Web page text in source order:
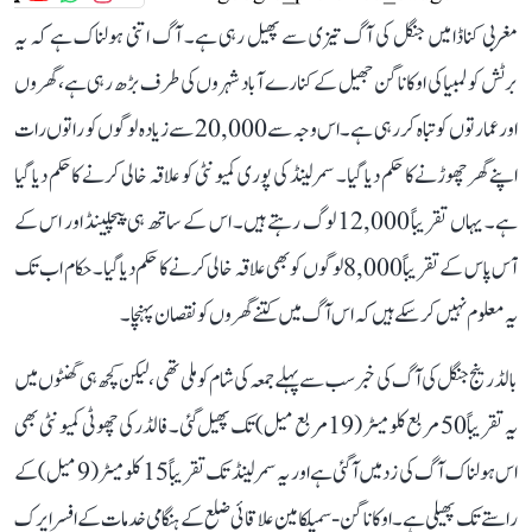
مغربی کناڈا میں جنگل کی آگ تیزی سے پھیل رہی ہے۔ آگ اتنی ہولناک ہے کہ یہ
برٹش کولمبیا کی اوکاناگن جھیل کے کنارے آباد شہروں کی طرف بڑھ رہی ہے، گھروں
اور عمارتوں کو تباہ کر رہی ہے۔ اس وجہ سے 20,000 سے زیادہ لوگوں کو راتوں رات
اپنے گھر چھوڑنے کا حکم دیا گیا۔ سمرلینڈ کی پوری کمیونٹی کو علاقہ خالی کرنے کا حکم دیا گیا
ہے۔ یہاں تقریباً 12,000 لوگ رہتے ہیں۔ اس کے ساتھ ہی پیچلینڈ اور اس کے
آس پاس کے تقریباً 8,000 لوگوں کو بھی علاقہ خالی کرنے کا حکم دیا گیا۔ حکام اب تک
یہ معلوم نہیں کر سکے ہیں کہ اس آگ میں کتنے گھروں کو نقصان پہنچا۔
بالڈ رینج جنگل کی آگ کی خبر سب سے پہلے جمعہ کی شام کو ملی تھی، لیکن کچھ ہی گھنٹوں میں
یہ تقریباً 50 مربع کلومیٹر (19 مربع میل) تک پھیل گئی۔ فالڈر کی چھوٹی کمیونٹی بھی
اس ہولناک آگ کی زد میں آ گئی ہے اور یہ سمرلینڈ تک تقریباً 15 کلومیٹر (9 میل) کے
راستے تک پھیلی ہے۔ اوکاناگن-سمیلکامین علاقائی ضلع کے ہنگامی خدمات کے افسر ایرک